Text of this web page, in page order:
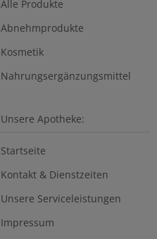
Alle Produkte
Abnehmprodukte
Kosmetik
Nahrungsergänzungsmittel
Unsere Apotheke:
Startseite
Kontakt & Dienstzeiten
Unsere Serviceleistungen
Impressum